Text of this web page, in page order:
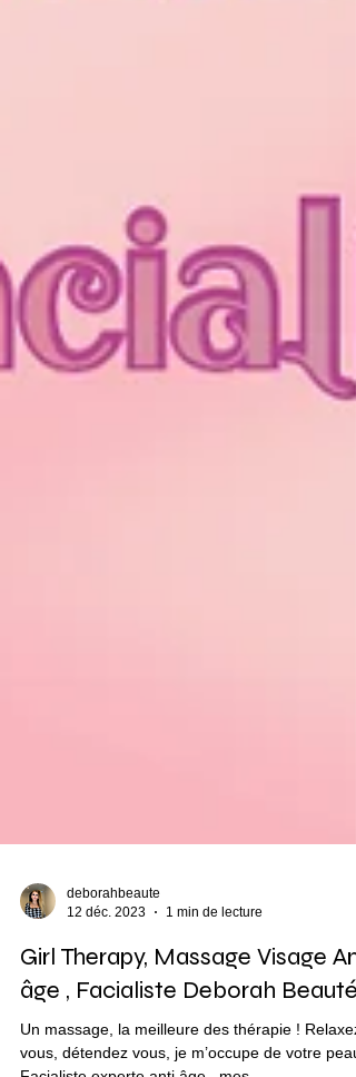
deborahbeaute
12 déc. 2023
1 min de lecture
Girl Therapy, Massage Visage
âge , Facialiste Deborah Beauté